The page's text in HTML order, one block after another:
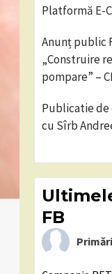
Platformă E-
Anunț public
„Construire
pompare” –
Publicatie de
cu Sîrb
FB